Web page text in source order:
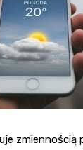
zmiennością